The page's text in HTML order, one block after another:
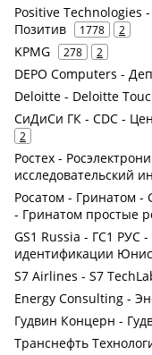
Positive Technologies
Позитив
1778 2
KPMG 278 2
DEPO Computers -
Deloitte - Deloitte
СиДиСи ГК - CDC -
2
Ростех -
исследовательский
Росатом - Гринатом -
- Гринатом простые
GS1 Russia - ГС1 РУС
идентификации
S7 Airlines - S7
Energy Consulting -
Гудвин Концерн -
Транснефть